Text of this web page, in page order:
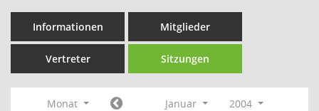
Informationen Mitglieder
Vertreter Sitzungen
Monat Januar
2004